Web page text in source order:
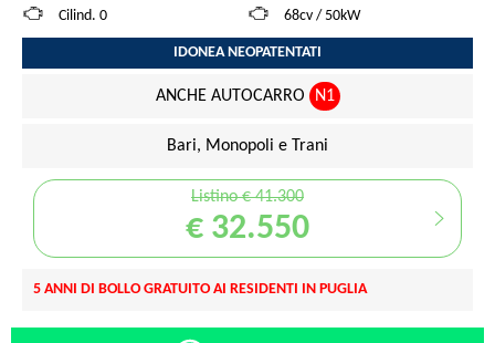
Cilind. 0
68cv / 50kW
IDONEA NEOPATENTATI
ANCHE AUTOCARRO N1
Bari, Monopoli e Trani
Listino € 41.300
€ 32.550
5 ANNI DI BOLLO GRATUITO AI RESIDENTI IN PUGLIA